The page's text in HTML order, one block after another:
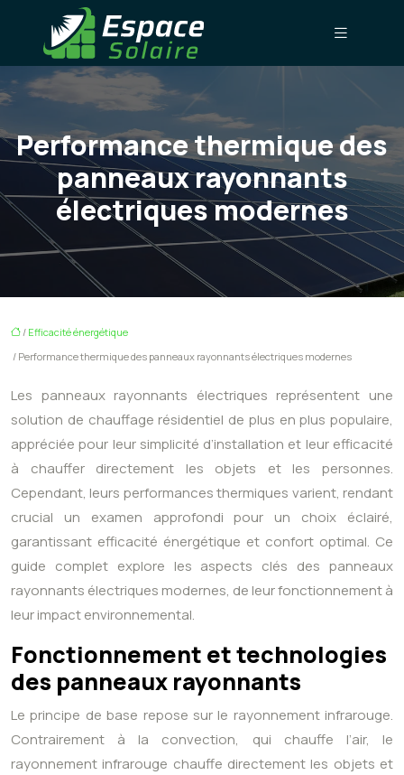
Performance thermique des
panneaux rayonnants
électriques modernes
/ Efficacité énergétique
/ Performance thermique des panneaux rayonnants électriques modernes
Les panneaux rayonnants électriques représentent une
solution de chauffage résidentiel de plus en plus populaire,
appréciée pour leur simplicité d’installation et leur efficacité
à chauffer directement les objets et les personnes.
Cependant, leurs performances thermiques varient, rendant
crucial un examen approfondi pour un choix éclairé,
garantissant efficacité énergétique et confort optimal. Ce
guide complet explore les aspects clés des panneaux
rayonnants électriques modernes, de leur fonctionnement à
leur impact environnemental.
Fonctionnement et technologies
des panneaux rayonnants
Le principe de base repose sur le rayonnement infrarouge.
Contrairement à la convection, qui chauffe l’air, le
rayonnement infrarouge chauffe directement les objets et